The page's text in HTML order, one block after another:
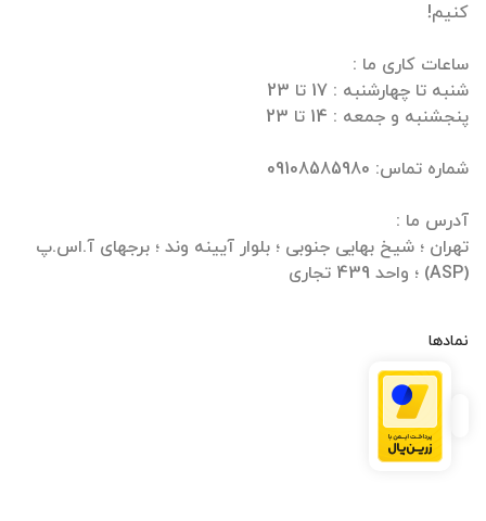
تهران ؛ شیخ بهایی جنوبی ؛ بلوار آیینه وند ؛ برجهای آ.اس.پ
(ASP) ؛ واحد 439 تجاری
نمادها